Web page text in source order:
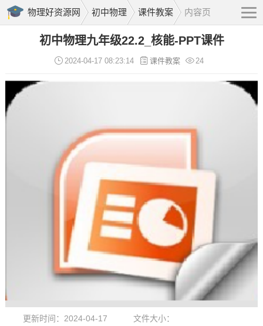
物理好资源网 初中物理 课件教案 内容页
初中物理九年级22.2_核能-PPT课件
2024-04-17 08:23:14 课件教案 24
更新时间：2024-04-17
文件大小：